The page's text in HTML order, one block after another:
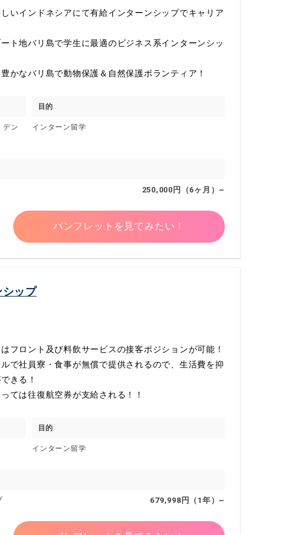
いインドネシアにて有給インターンシップでキャリア
ト地バリ島で学生に最適のビジネス系インターンシッ
かなバリ島で動物保護＆自然保護ボランティア！
デン
目的
インターン留学
250,000円（6ヶ月）~
パンフレットを見てみたい！
シップ
フロント及び料飲サービスの接客ポジションが可能！
で社員寮・食事が無償で提供されるので、生活費を抑
きる！
ては往復航空券が支給される！！
目的
インターン留学
679,998円（1年）~